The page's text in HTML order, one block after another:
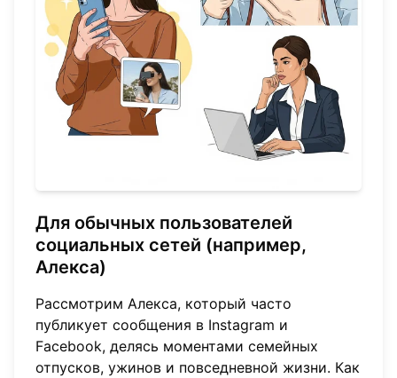
Для обычных пользователей
социальных сетей (например,
Алекса)
Рассмотрим Алекса, который часто
публикует сообщения в Instagram и
Facebook, делясь моментами семейных
отпусков, ужинов и повседневной жизни. Как